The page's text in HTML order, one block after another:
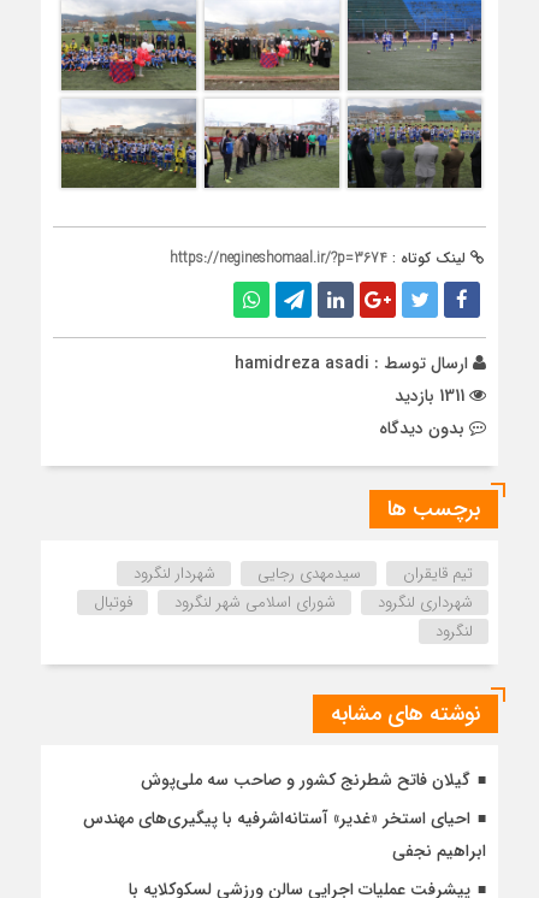
لینک کوتاه : https://negineshomaal.ir/?p=3674
ارسال توسط : hamidreza asadi
بدون دیدگاه
برچسب ها
تیم قایقران سیدمهدی رجایی
شهردار لنگرود
شهرداری لنگرود
شورای اسلامی شهر لنگرود
فوتبال
لنگرود
نوشته های مشابه
گیلان فاتح شطرنج کشور و صاحب سه ملی‌پوش
احیای استخر «غدیر» آستانه‌اشرفیه با پیگیری‌های مهندس
ابراهیم نجفی
پیشرفت عملیات اجرایی سالن ورزشی لسکوکلایه با